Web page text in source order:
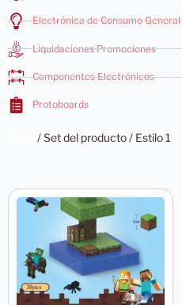
Electrónica de Consumo General
Liquidaciones Promociones
Componentes Electrónicos
Protoboards
/ Set del producto / Estilo 1